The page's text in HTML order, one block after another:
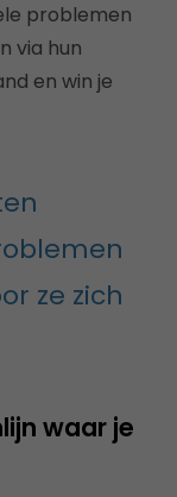
problemen
via hun
en win je
ze zich
waar je